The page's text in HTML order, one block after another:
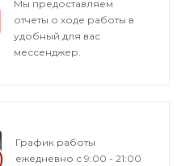
Мы предоставляем
отчеты о ходе работы в
удобный для вас
мессенджер.
График работы
ежедневно с 9:00 - 21:00